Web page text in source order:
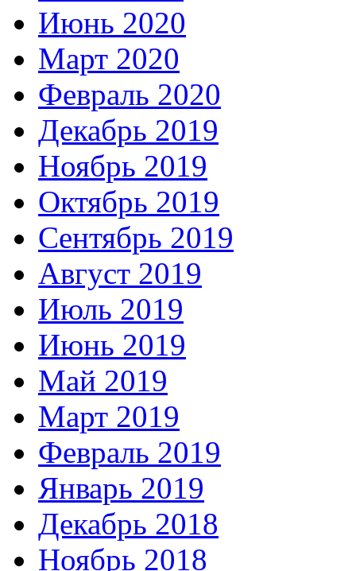
Июнь 2020
Март 2020
Февраль 2020
Декабрь 2019
Ноябрь 2019
Октябрь 2019
Сентябрь 2019
Август 2019
Июль 2019
Июнь 2019
Май 2019
Март 2019
Февраль 2019
Январь 2019
Декабрь 2018
Ноябрь 2018